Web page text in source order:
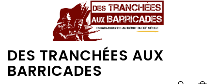
DES TRANCHÉES AUX
BARRICADES